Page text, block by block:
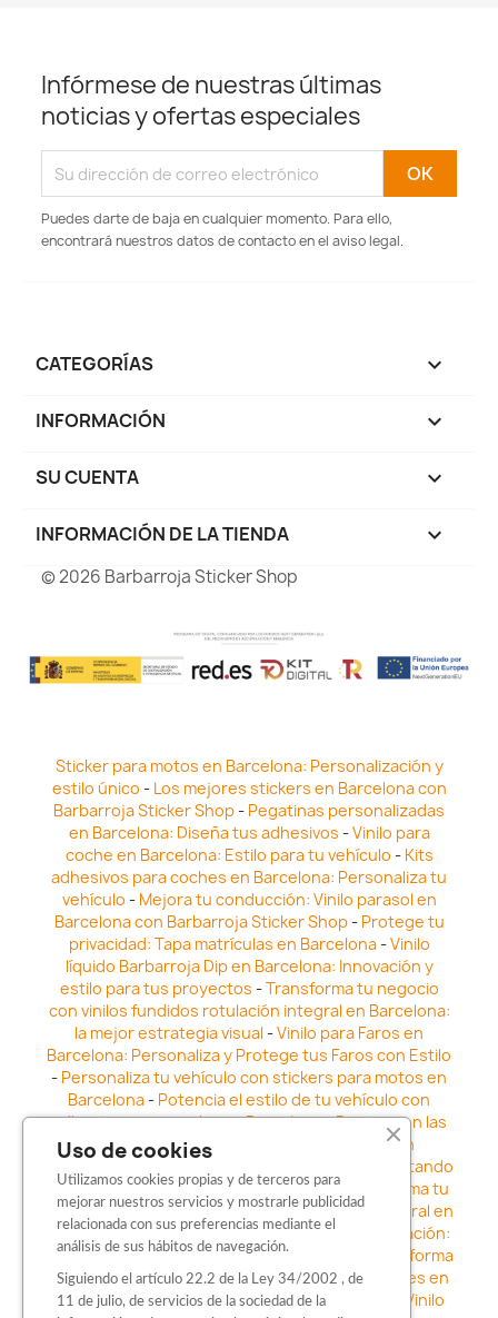
Infórmese de nuestras últimas
noticias y ofertas especiales
Puedes darte de baja en cualquier momento. Para ello,
encontrará nuestros datos de contacto en el aviso legal.
CATEGORÍAS 
INFORMACIÓN 
SU CUENTA 
INFORMACIÓN DE LA TIENDA keyboard_arrow_down
© 2026 Barbarroja Sticker Shop
Sticker para motos en Barcelona: Personalización y
estilo único - Los mejores stickers en Barcelona con
Barbarroja Sticker Shop- Pegatinas personalizadas
en Barcelona: Diseña tus adhesivos -Vinilo para
coche en Barcelona: Estilo para tu vehículo - Kits
adhesivos para coches en Barcelona: Personaliza tu
vehículo - Mejora tu conducción: Vinilo parasol en
Barcelona con Barbarroja Sticker Shop- Protege tu
privacidad: Tapa matrículas en Barcelona-Vinilo
líquido Barbarroja Dip en Barcelona: Innovación y
estilo para tus proyectos -Transforma tu negocio
con vinilos fundidos rotulación integral en Barcelona:
la mejor estrategia visual -Vinilo para Faros en
Barcelona: Personaliza y Protege tus Faros con Estilo
- Personaliza tu vehículo con stickers para motos en
Barcelona- Potencia el estilo de tu vehículo con
adhesivos para coche en Barcelona-Destaca en las
calles: Los Mejores stickers para coches en
Vinilo para faros en Barcelona: Resaltando
la Estética y Seguridad del Automóvil- Transforma tu
vehículo con los vinilos fundidos rotulación integral en
Barcelona-Explora la Innovación en Personalización:
Vinilo líquido barbarroja dip en Barcelona
Transforma
tu vehículo con estilo: Kits adhesivos para coches en
Barcelona-Personaliza tu vehículo con estilo: Vinilo
Uso de cookies
Utilizamos cookies propias y de terceros para
mejorar nuestros servicios y mostrarle publicidad
relacionada con sus preferencias mediante el
análisis de sus hábitos de navegación.
Siguiendo el artículo 22.2 de la Ley 34/2002 , de
11 de julio, de servicios de la sociedad de la